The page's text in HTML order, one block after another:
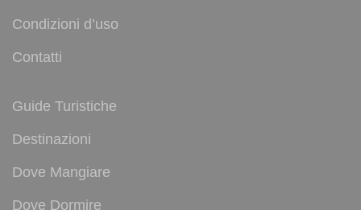
Condizioni d’uso
Contatti
Guide Turistiche
Destinazioni
Dove Mangiare
Dove Dormire